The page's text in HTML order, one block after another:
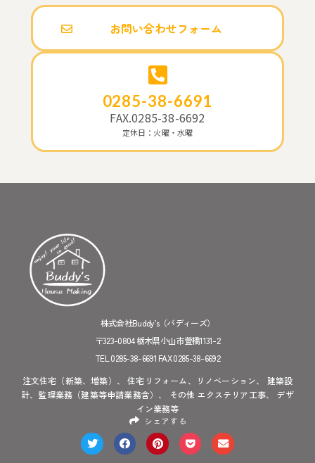
お問い合わせフォーム
0285-38-6691
FAX.0285-38-6692
定休日：火曜・水曜
株式会社Buddy’s（バディーズ）
〒323-0804 栃木県小山市萱橋1131-2
TEL 0285-38-6691 FAX 0285-38-6692
注文住宅（新築、増築）、 住宅リフォーム、リノベーション、 建築設
計、監理業務（建築等申請業務含）、 その他 エクステリア工事、 デザ
イン業務等
シェアする